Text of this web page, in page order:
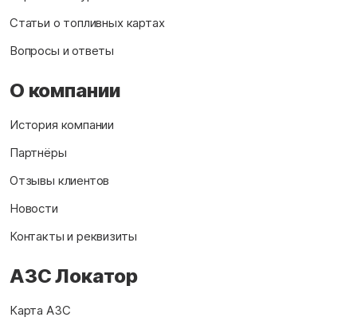
Статьи о топливных картах
Вопросы и ответы
О компании
История компании
Партнёры
Отзывы клиентов
Новости
Контакты и реквизиты
АЗС Локатор
Карта АЗС